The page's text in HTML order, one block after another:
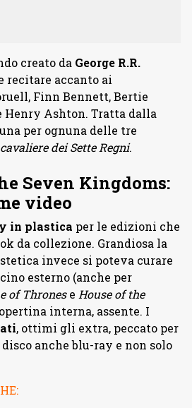
creato da George R.R.
recitare accanto ai
Finn Bennett, Bertie
Henry Ashton. Tratta dalla
per ognuna delle tre
dei Sette Regni.
Seven Kingdoms:
video
in plastica per le edizioni che
da collezione. Grandiosa la
invece si poteva curare
esterno (anche per
of Thronese House of the
interna, assente. I
, ottimi gli extra, peccato per
disco anche blu-ray e non solo